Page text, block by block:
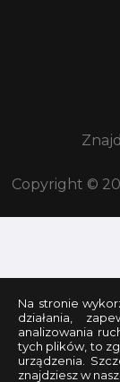
Copyright ©
Na stronie
działania,
analizowania
tych plików, to
urządzenia.
znajdziesz w